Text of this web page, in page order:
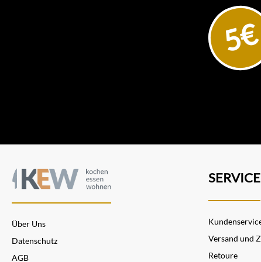
5€
Über Uns
Datenschutz
AGB
SERVICE
Versand und
Retoure